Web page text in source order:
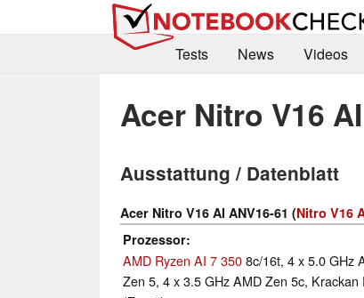
Tests
News Videos
Acer Nitro V16
Ausstattung / Datenblatt
Acer Nitro V16 AI ANV16-61 (Nitro V16
Prozessor
AMD Ryzen AI 7 3508c/16t, 4 x 5.0 GHz
Zen 5, 4 x 3.5 GHz AMD Zen 5c, Krackan